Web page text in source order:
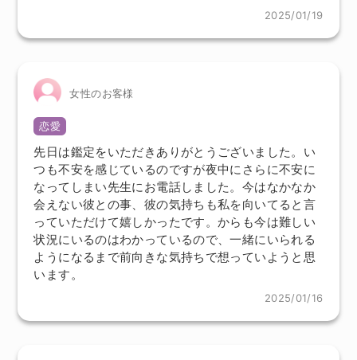
2025/01/19
女性のお客様
恋愛
先日は鑑定をいただきありがとうございました。い
つも不安を感じているのですが夜中にさらに不安に
なってしまい先生にお電話しました。今はなかなか
会えない彼との事、彼の気持ちも私を向いてると言
っていただけて嬉しかったです。からも今は難しい
状況にいるのはわかっているので、一緒にいられる
ようになるまで前向きな気持ちで想っていようと思
います。
2025/01/16